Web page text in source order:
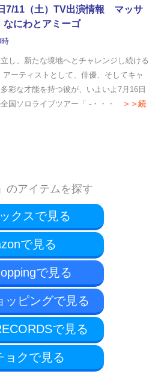
7/11（土）TV出演情報 マッサ
なにわとアミーゴ
し、新たな境地へとチャレンジし続ける
ーティストとして、俳優、そしてキャ
彩な才能を持つ彼が、いよいよ7月16日
全国ソロライブツアー「 -・・・
＞＞続
のアイテムを探す
クスで見る
で見る
で見る
ッピングで見る
で見る
ョクで見る